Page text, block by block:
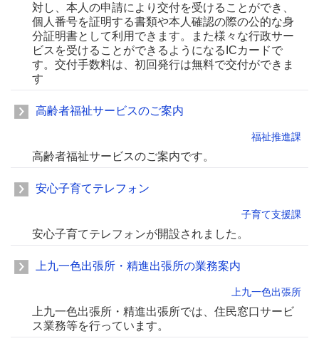
対し、本人の申請により交付を受けることができ、
個人番号を証明する書類や本人確認の際の公的な身
分証明書として利用できます。また様々な行政サー
ビスを受けることができるようになるICカードで
す。交付手数料は、初回発行は無料で交付ができま
す
高齢者福祉サービスのご案内
福祉推進課
高齢者福祉サービスのご案内です。
安心子育てテレフォン
子育て支援課
安心子育てテレフォンが開設されました。
上九一色出張所・精進出張所の業務案内
上九一色出張所
上九一色出張所・精進出張所では、住民窓口サービ
ス業務等を行っています。